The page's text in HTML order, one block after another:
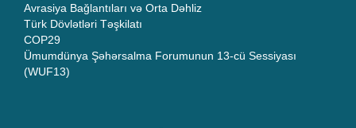
Avrasiya Bağlantıları və Orta Dəhliz
Türk Dövlətləri Təşkilatı
COP29
Ümumdünya Şəhərsalma Forumunun 13-cü Sessiyası
(WUF13)